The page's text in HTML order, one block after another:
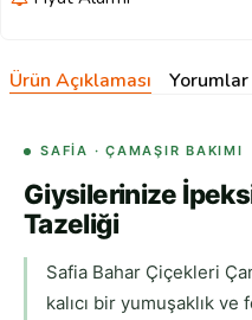
Ürün Açıklaması
SAFIA · ÇAMAŞIR BAKIMI
Giysilerinize
Tazeliği
Safia Bahar Çiçekleri
kalıcı bir yumuşaklık